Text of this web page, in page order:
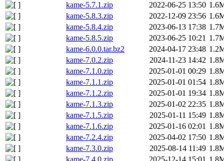
kame-5.7.1.zip
2022-06-25 13:50
kame-5.8.3.zip
2022-12-09 23:56
kame-5.8.4.zip
2023-06-13 17:38
kame-5.8.5.zip
2023-06-25 10:21
kame-6.0.0.tar.bz2
2024-04-17 23:48
kame-7.0.2.zip
2024-11-23 14:42
kame-7.1.0.zip
2025-01-01 00:29
kame-7.1.1.zip
2025-01-01 01:54
kame-7.1.2.zip
2025-01-01 19:34
kame-7.1.3.zip
2025-01-02 22:35
kame-7.1.5.zip
2025-01-11 15:49
kame-7.1.6.zip
2025-01-16 02:01
kame-7.2.4.zip
2025-04-02 17:50
kame-7.3.0.zip
2025-08-14 11:49